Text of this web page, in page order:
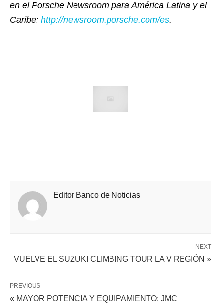
en el Porsche Newsroom para América Latina y el
Caribe: http://newsroom.porsche.com/es.
Editor Banco de Noticias
NEXT
VUELVE EL SUZUKI CLIMBING TOUR LA V REGIÓN »
PREVIOUS
« MAYOR POTENCIA Y EQUIPAMIENTO: JMC